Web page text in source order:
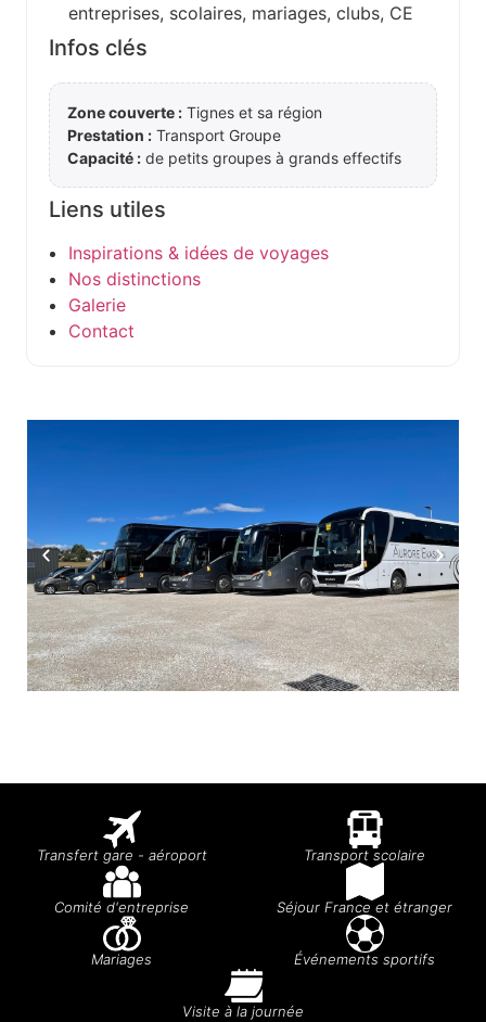
entreprises, scolaires, mariages, clubs, CE
Infos clés
Zone couverte : Tignes et sa région
Prestation : Transport Groupe
Capacité : de petits groupes à grands effectifs
Liens utiles
Inspirations & idées de voyages
Nos distinctions
Galerie
Contact
Transfert gare - aéroport Transport scolaire
Comité d'entreprise Séjour France et étranger
Mariages Événements sportifs
Visite à la journée